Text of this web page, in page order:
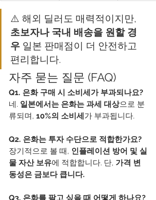
⚠️ 해외 딜러도 매력적이지만,
초보자나 국내 배송을 원할 경
우 일본 판매점이 더 안전하고
편리합니다.
자주 묻는 질문 (FAQ)
Q1. 은화 구매 시 소비세가 부과되나요?
네. 일본에서는 은화는 과세 대상으로 분
류되며, 10%의 소비세가 부과됩니다.
Q2. 은화는 투자 수단으로 적합한가요?
장기적으로 볼 때, 인플레이션 방어 및 실
물 자산 보유에 적합합니다. 단, 가격 변
동성은 금보다 큽니다.
Q3. 은화를 팔고 싶을 때 어떻게 하나요?